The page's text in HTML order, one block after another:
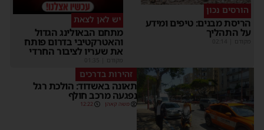
הורסים נכון
הריסת מבנים: טיפים ומידע
על התהליך
מקודם
יש לאן לצאת
מתחם הבאולינג הגדול
והאטרקטיבי בדרום פותח
את שעריו לציבור החרדי
מקודם
זהירות בדרכים
תאונה באשדוד: הולכת רגל
נפגעה מרכב חולף
משה קאהן 12:22